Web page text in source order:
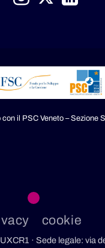
il PSC Veneto – Sezione
cookie
· Sede legale: via